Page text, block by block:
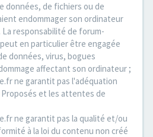
données, de fichiers ou de
endommager son ordinateur
La responsabilité de forum-
en particulier être engagée
données, virus, bogues
affectant son ordinateur ;
ne garantit pas l'adéquation
et les attentes de
ne garantit pas la qualité et/ou
à la loi du contenu non créé